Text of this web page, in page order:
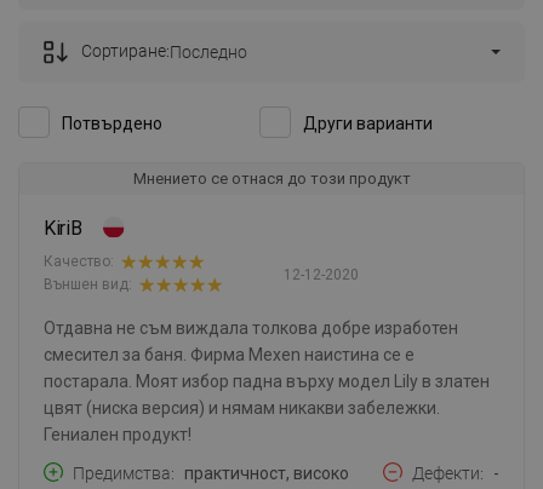
Потвърдено Други варианти
Сортиране:Последно
Мнението се отнася до този продукт
KiriB
12-12-2020
Качество:
Външен вид:
Отдавна не съм виждала толкова добре изработен
смесител за баня. Фирма Mexen наистина се е
постарала. Моят избор падна върху модел Lily в златен
цвят (ниска версия) и нямам никакви забележки.
Гениален продукт!
Предимства
практичност, високо
Дефекти -